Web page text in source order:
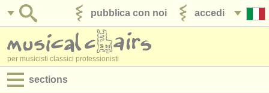
accedi
pubblica con noi
per musicisti classici professionisti
sections